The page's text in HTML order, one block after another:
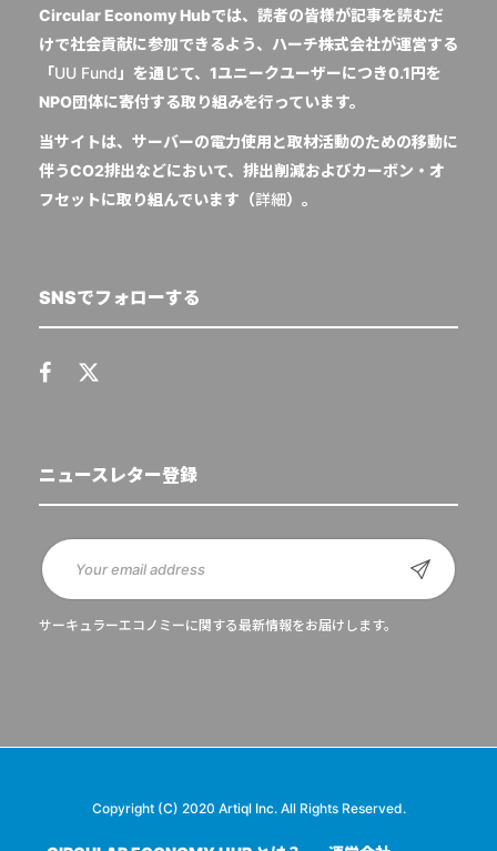
Circular Economy Hubでは、読者の皆様が記事を読むだ
けで社会貢献に参加できるよう、ハーチ株式会社が運営する
「UU Fund 」を通じて、1ユニークユーザーにつき0.1円を
NPO団体に寄付する取り組みを行っています。
当サイトは、サーバーの電力使用と取材活動のための移動に
伴うCO2排出などにおいて、排出削減およびカーボン・オ
フセットに取り組んでいます（詳細）。
SNSでフォローする
ニュースレター登録
サーキュラーエコノミーに関する最新情報をお届けします。
Copyright (C) 2020 Artiql Inc. All Rights Reserved.